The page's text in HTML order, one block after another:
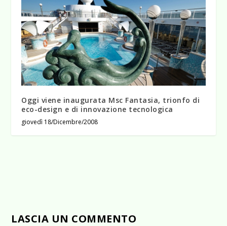
Oggi viene inaugurata Msc Fantasia, trionfo di
eco-design e di innovazione tecnologica
giovedì 18/Dicembre/2008
LASCIA UN COMMENTO